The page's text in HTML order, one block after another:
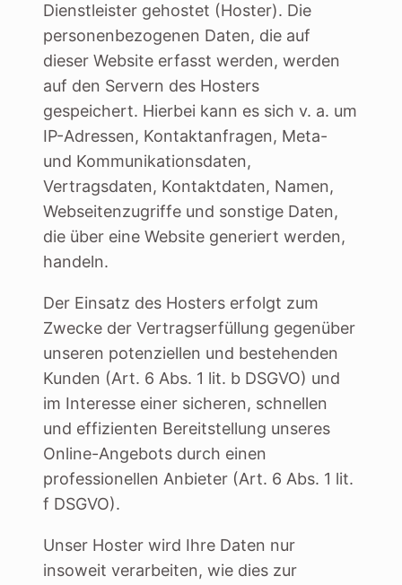
Dienstleister gehostet (Hoster). Die
personenbezogenen Daten, die auf
dieser Website erfasst werden, werden
auf den Servern des Hosters
gespeichert. Hierbei kann es sich v. a. um
IP-Adressen, Kontaktanfragen, Meta-
und Kommunikationsdaten,
Vertragsdaten, Kontaktdaten, Namen,
Webseitenzugriffe und sonstige Daten,
die über eine Website generiert werden,
handeln.
Der Einsatz des Hosters erfolgt zum
Zwecke der Vertragserfüllung gegenüber
unseren potenziellen und bestehenden
Kunden (Art. 6 Abs. 1 lit. b DSGVO) und
im Interesse einer sicheren, schnellen
und effizienten Bereitstellung unseres
Online-Angebots durch einen
professionellen Anbieter (Art. 6 Abs. 1 lit.
f DSGVO).
Unser Hoster wird Ihre Daten nur
insoweit verarbeiten, wie dies zur